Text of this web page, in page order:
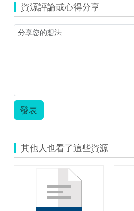
資源評論或心得分享
發表
其他人也看了這些資源